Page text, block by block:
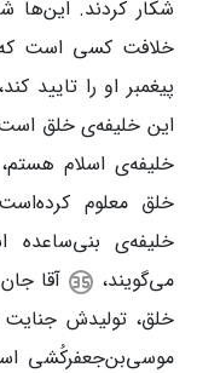
شکار کردند. این‌ها
خلافت کسی است که
پیغمبر او را تایید
این خلیفه‌ی خلق
خلیفه‌ی اسلام
خلق معلوم
خلیفه‌ی بنی‌ساعده
می‌گویند،
آقا
خلق، تولیدش
موسی‌بن‌جعفرکُشی